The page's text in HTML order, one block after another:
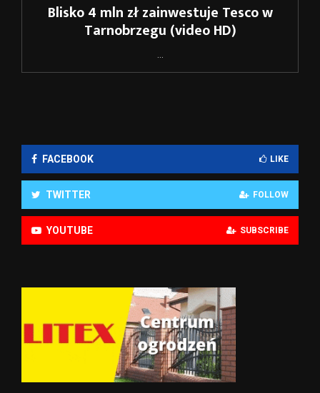
Blisko 4 mln zł zainwestuje Tesco w
Tarnobrzegu (video HD)
...
FACEBOOK LIKE
TWITTER FOLLOW
YOUTUBE SUBSCRIBE